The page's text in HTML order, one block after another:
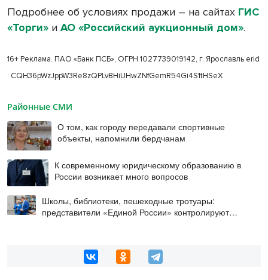
Подробнее об условиях продажи – на сайтах ГИС
«Торги» и АО «Российский аукционный дом».
16+ Реклама. ПАО «Банк ПСБ», ОГРН 1027739019142, г. Ярославль erid
: CQH36pWzJppW3Re8zQPLvBHiUHwZNfGemR54Gi4S1tHSeX
Районные СМИ
О том, как городу передавали спортивные
объекты, напомнили бердчанам
К современному юридическому образованию в
России возникает много вопросов
Школы, библиотеки, пешеходные тротуары:
представители «Единой России» контролируют